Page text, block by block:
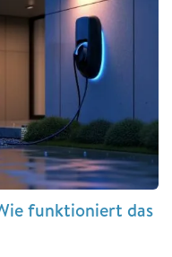
funktioniert das